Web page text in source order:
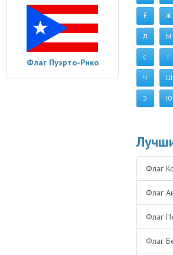
Флаг Пуэрто-Рико
Ё Ж
Л М
С Т
Ч Ш
Э Ю
Флаг
Флаг
Флаг
Флаг